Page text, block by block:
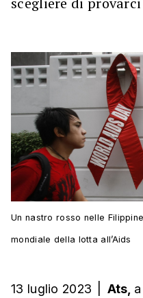
Un nastro rosso nelle
mondiale della lotta all’Aids
13 luglio 2023 Ats,